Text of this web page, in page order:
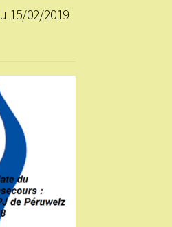
15/02/2019